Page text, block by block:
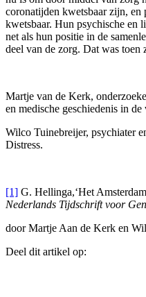
coronatijden kwetsbaar zijn, en
kwetsbaar. Hun psychische en
net als hun positie in de
deel van de zorg. Dat was toen
Martje van de Kerk,
en medische geschiedenis in
Wilco Tuinebreijer, psychiater
Distress.
[1] G. Hellinga,‘Het
Nederlands Tijdschrift voor
door Martje Aan de Kerk en
Deel dit artikel op: